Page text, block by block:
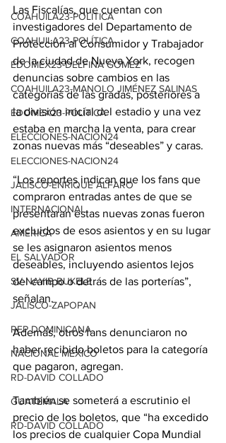
COAHUILA23-POLÍTICA
COAHUILA23-POLÍTICA
EDOMEX23-DELFINA GÓMEZ
COAHUILA23-MANOLO JIMÉNEZ SALINAS
EDOMEX23-POLÍTICA
ELECCIONES-NACION24
ELECCIONES-NACION24
JALISCO-ENRIQUE ALFARO
INTERNACIONAL
AMÉRICA
EL SALVADOR
SV-NAYIB BUKELE
JALISCO-ZAPOPAN
REP DOMINICANA
NACIONAL MÉXICO
RD-DAVID COLLADO
GUATEMALA
RD-DAVID COLLADO
Las Fiscalías, que cuentan con
investigadores del Departamento de
Protección al Consumidor y Trabajador
de la ciudad de Nueva York, recogen
denuncias sobre cambios en las
categorías de las gradas, posteriores a
la división inicial del estadio y una vez
estaba en marcha la venta, para crear
zonas nuevas más “deseables” y caras.
“Los reportes indican que los fans que
compraron entradas antes de que se
presentaran estas nuevas zonas fueron
excluidos de esos asientos y en su lugar
se les asignaron asientos menos
deseables, incluyendo asientos lejos
del campo o detrás de las porterías”,
señalan.
Además, otros fans denunciaron no
haber recibido boletos para la categoría
que pagaron, agregan.
También se someterá a escrutinio el
precio de los boletos, que “ha excedido
los precios de cualquier Copa Mundial